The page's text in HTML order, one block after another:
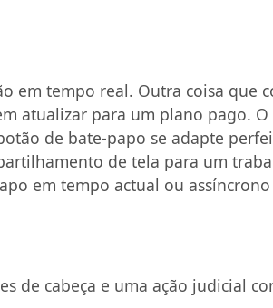
em tempo real. Outra coisa que
atualizar para um plano pago.
de bate-papo se adapte
de tela para um
em tempo actual ou
de cabeça e uma ação judicial